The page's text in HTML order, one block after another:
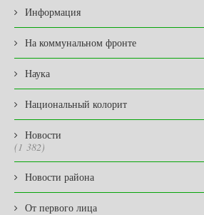
Информация
На коммунальном фронте
Наука
Национальный колорит
Новости
(1 382)
Новости района
От первого лица